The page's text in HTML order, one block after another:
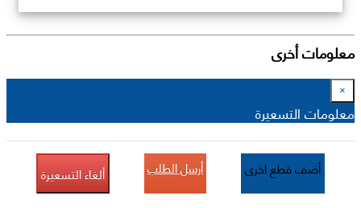
معلومات أخرى
×
معلومات التسعيرة
أضف قطع اخرى أرسل الطلب ألغاء التسعيرة